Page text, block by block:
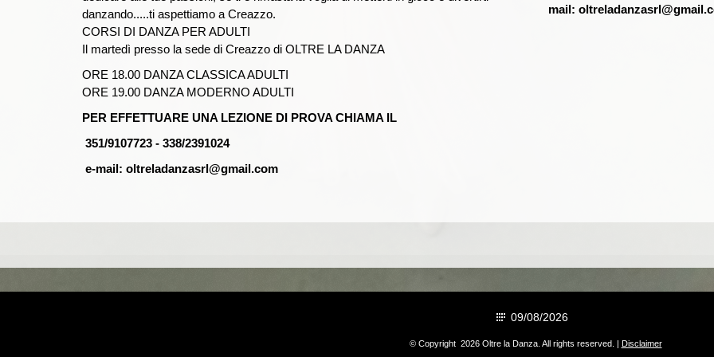
danzando.....ti aspettiamo a Creazzo.
CORSI DI DANZA PER ADULTI
Il martedì presso la sede di Creazzo di OLTRE LA DANZA
ORE 18.00 DANZA CLASSICA ADULTI
ORE 19.00 DANZA MODERNO ADULTI
PER EFFETTUARE UNA LEZIONE DI PROVA CHIAMA IL
351/9107723 - 338/2391024
e-mail: oltreladanzasrl@gmail.com
mail:
09/08/2026
© Copyright 2026 Oltre la Danza. All rights reserved. | Disclaimer